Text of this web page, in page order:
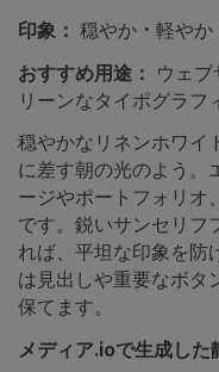
印象： 穏やか・軽やか
おすすめ用途：
ウェ
リーンなタイポグラフ
穏やかなリネンホワイ
に差す朝の光のよう。
ージやポートフォリオ
です。鋭いサンセリフ
れば、平坦な印象を防
は見出しや重要なボタ
保てます。
メディア.ioで生成した